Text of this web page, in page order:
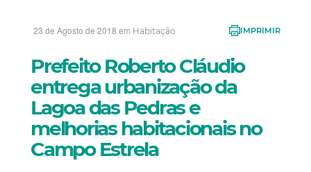
23 de Agosto de 2018 em Habitação IMPRIMIR
Prefeito Roberto Cláudio
entrega urbanização da
Lagoa das Pedras e
melhorias habitacionais no
Campo Estrela